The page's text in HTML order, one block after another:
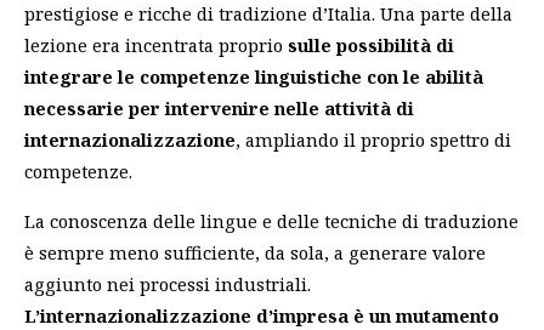
prestigiose e ricche di tradizione d’Italia. Una parte della
lezione era incentrata proprio sulle possibilità di
integrare le competenze linguistiche con le abilità
necessarie per intervenire nelle attività di
internazionalizzazione, ampliando il proprio spettro di
competenze.
La conoscenza delle lingue e delle tecniche di traduzione
è sempre meno sufficiente, da sola, a generare valore
aggiunto nei processi industriali.
L’internazionalizzazione d’impresa è un mutamento